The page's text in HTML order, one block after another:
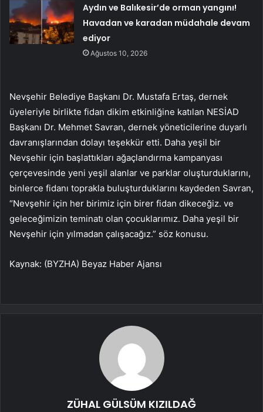
Aydın ve Balıkesir’de orman yangını!
Havadan ve karadan müdahale devam
ediyor
Ağustos 10, 2026
Nevşehir Belediye Başkanı Dr. Mustafa Ertaş, dernek
üyeleriyle birlikte fidan dikim etkinliğine katılan NESİAD
Başkanı Dr. Mehmet Savran, dernek yöneticilerine duyarlı
davranışlarından dolayı teşekkür etti. Daha yeşil bir
Nevşehir için başlattıkları ağaçlandırma kampanyası
çerçevesinde yeni yeşil alanlar ve parklar oluşturduklarını,
binlerce fidanı toprakla buluşturduklarını kaydeden Savran,
“Nevşehir için her birimiz için birer fidan dikeceğiz. ve
geleceğimizin teminatı olan çocuklarımız. Daha yeşil bir
Nevşehir için yılmadan çalışacağız.” söz konusu.
Kaynak: (BYZHA) Beyaz Haber Ajansı
ZÜHAL GÜLSÜM KIZILDAĞ